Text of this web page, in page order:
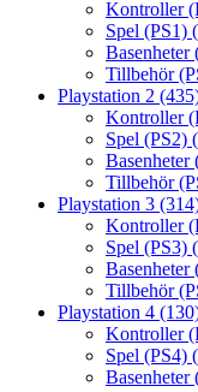
Kontroller
Spel (PS1)
Basenheter
Tillbehör
Playstation 2
Kontroller
Spel (PS2)
Basenheter
Tillbehör
Playstation 3
Kontroller
Spel (PS3)
Basenheter
Tillbehör
Playstation 4
Kontroller
Spel (PS4)
Basenheter